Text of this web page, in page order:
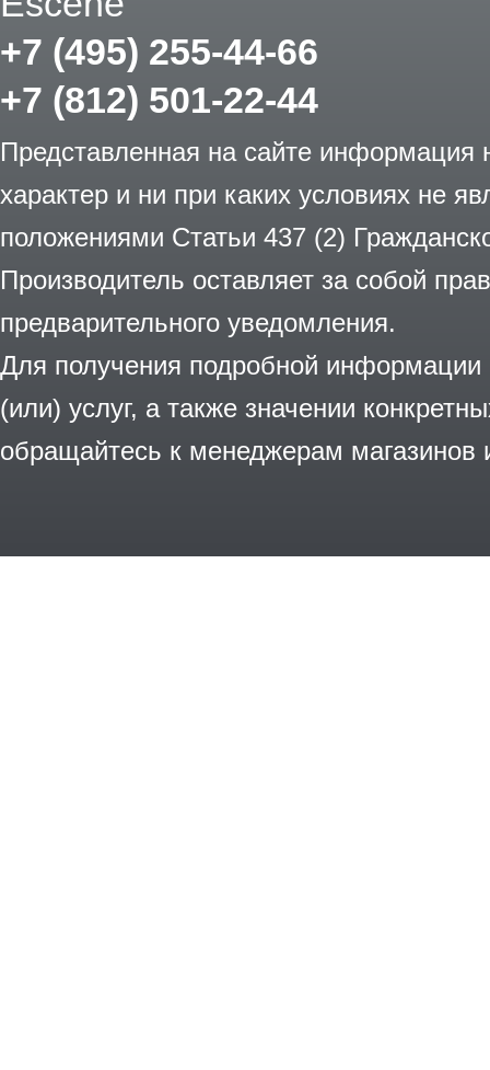
+7 (495) 255-44-66
+7 (812) 501-22-44
Представленная на сайте
характер и ни при каких условиях не
положениями Статьи 437 (2)
Производитель оставляет за собой
предварительного уведомления.
Для получения подробной информации
(или) услуг, а также значении
обращайтесь к менеджерам магазинов